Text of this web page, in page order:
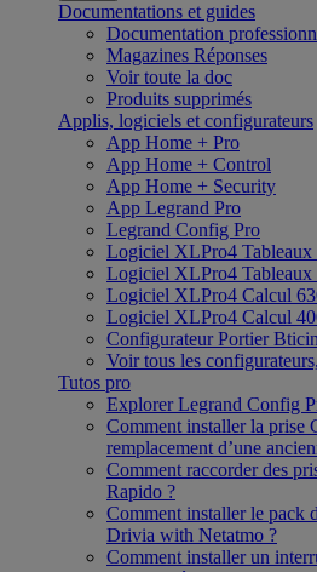
Documentations et guides
Documentation
Magazines Réponses
Voir toute la doc
Produits supprimés
Applis, logiciels et configurateurs
App Home + Pro
App Home + Control
App Home + Security
App Legrand Pro
Legrand Config Pro
Logiciel XLPro4 Tableaux
Logiciel XLPro4 Tableaux
Logiciel XLPro4 Calcul
Logiciel XLPro4 Calcul
Configurateur Portier
Voir tous les
Tutos pro
Explorer Legrand Config
Comment installer la prise
remplacement d’une
Comment raccorder des
Rapido ?
Comment installer le pack
Drivia with Netatmo ?
Comment installer un